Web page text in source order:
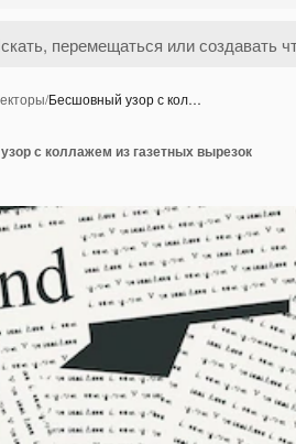
/Бесшовный узор с кол…
с коллажем из газетных вырезок